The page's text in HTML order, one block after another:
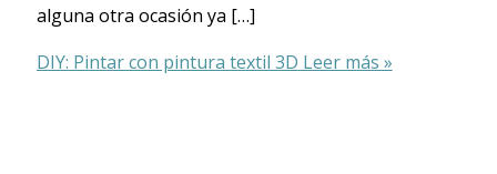
alguna otra ocasión ya […]
DIY: Pintar con pintura textil 3D Leer más »